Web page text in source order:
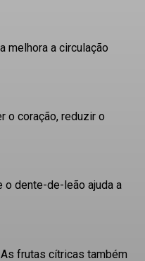
melhora a circulação
o coração, reduzir o
o dente-de-leão ajuda a
As frutas cítricas também